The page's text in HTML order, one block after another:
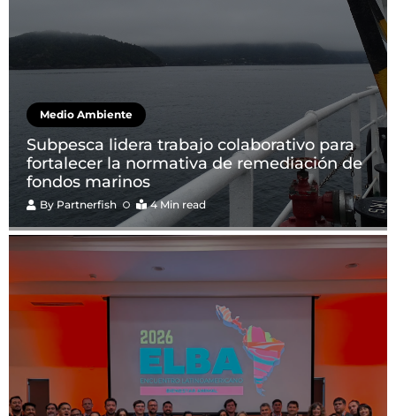
Medio Ambiente
Subpesca lidera trabajo colaborativo para
fortalecer la normativa de remediación de
fondos marinos
By Partnerfish 4 Min read